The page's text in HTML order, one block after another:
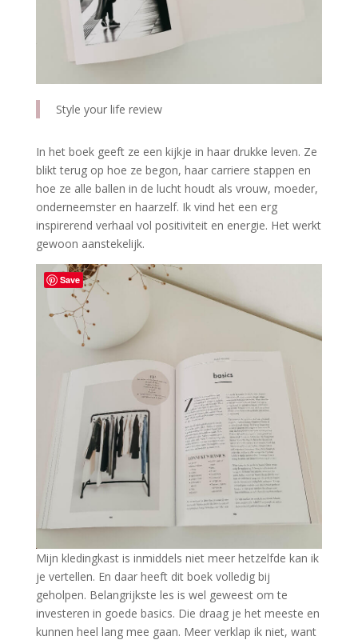
Style your life review
In het boek geeft ze een kijkje in haar drukke leven. Ze
blikt terug op hoe ze begon, haar carriere stappen en
hoe ze alle ballen in de lucht houdt als vrouw, moeder,
onderneemster en haarzelf. Ik vind het een erg
inspirerend verhaal vol positiviteit en energie. Het werkt
gewoon aanstekelijk.
Mijn kledingkast is inmiddels niet meer hetzelfde kan ik
je vertellen. En daar heeft dit boek volledig bij
geholpen. Belangrijkste les is wel geweest om te
investeren in goede basics. Die draag je het meeste en
kunnen heel lang mee gaan. Meer verklap ik niet, want
Save